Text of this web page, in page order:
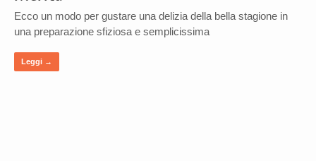
Ecco un modo per gustare una delizia della bella stagione in
una preparazione sfiziosa e semplicissima
Leggi →